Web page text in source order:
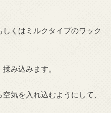
くはミルクタイプのワック
み込みます。
気を入れ込むようにして、